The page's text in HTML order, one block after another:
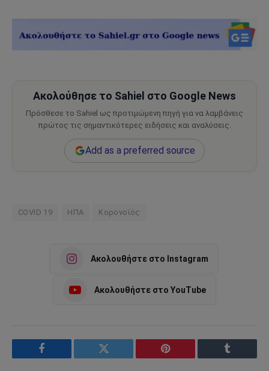
Ακολούθησε το Sahiel στο Google News
Πρόσθεσε το Sahiel ως προτιμώμενη πηγή για να λαμβάνεις
πρώτος τις σημαντικότερες ειδήσεις και αναλύσεις.
Add as a preferred source
COVID 19 ΗΠΑ Κορονοϊός
Ακολουθήστε στο Instagram
Ακολουθήστε στο YouTube
Facebook Twitter Pinterest Tumblr